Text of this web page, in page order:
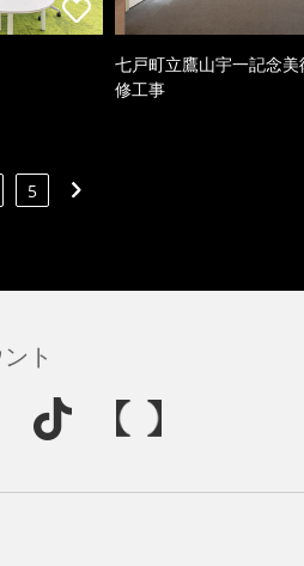
七戸町立鷹山宇一記念
修工事
5
ト